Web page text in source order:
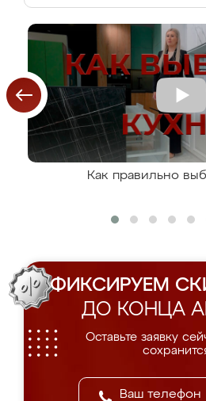
Как правильно
ФИКСИРУЕМ
ДО КОНЦА
Оставьте заявку